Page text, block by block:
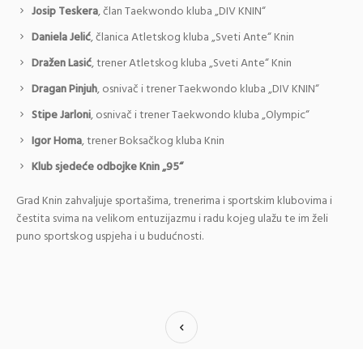
Josip Teskera, član Taekwondo kluba „DIV KNIN“
Daniela Jelić, članica Atletskog kluba „Sveti Ante“ Knin
Dražen Lasić, trener Atletskog kluba „Sveti Ante“ Knin
Dragan Pinjuh, osnivač i trener Taekwondo kluba „DIV KNIN“
Stipe Jarloni, osnivač i trener Taekwondo kluba „Olympic“
Igor Homa, trener Boksačkog kluba Knin
Klub sjedeće odbojke Knin „95“
Grad Knin zahvaljuje sportašima, trenerima i sportskim klubovima i
čestita svima na velikom entuzijazmu i radu kojeg ulažu te im želi
puno sportskog uspjeha i u budućnosti.